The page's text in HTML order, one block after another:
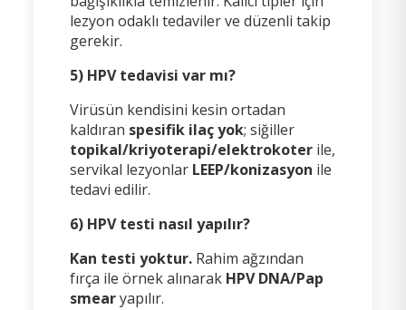
lezyon odaklı tedaviler ve düzenli takip
gerekir.
5) HPV tedavisi var mı?
Virüsün kendisini kesin ortadan
kaldıran spesifik ilaç yok; siğiller
topikal/kriyoterapi/elektrokoterile,
servikal lezyonlar LEEP/konizasyon ile
tedavi edilir.
6) HPV testi nasıl yapılır?
Kan testi yoktur.Rahim ağzından
fırça ile örnek alınarak HPV DNA/Pap
smearyapılır.